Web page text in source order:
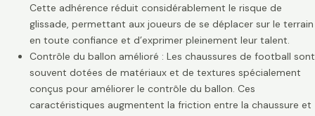
Cette adhérence réduit considérablement le risque de
glissade, permettant aux joueurs de se déplacer sur le terrain
en toute confiance et d’exprimer pleinement leur talent.
Contrôle du ballon amélioré : Les chaussures de football sont
souvent dotées de matériaux et de textures spécialement
conçus pour améliorer le contrôle du ballon. Ces
caractéristiques augmentent la friction entre la chaussure et